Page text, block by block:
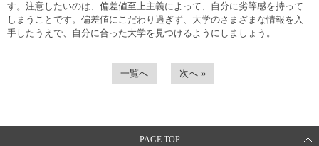
す。注意したいのは、偏差値至上主義によって、自分に劣等感を持って
しまうことです。偏差値にこだわり過ぎず、大学のさまざまな情報を入
手したうえで、自分に合った大学を見つけるようにしましょう。
一覧へ 次へ »
PAGE TOP